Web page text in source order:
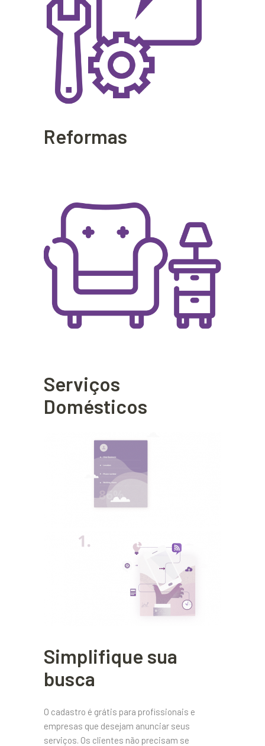
Reformas
Serviços
Domésticos
Simplifique sua
busca
O cadastro é grátis para profissionais e
empresas que desejam anunciar seus
serviços. Os clientes não precisam se